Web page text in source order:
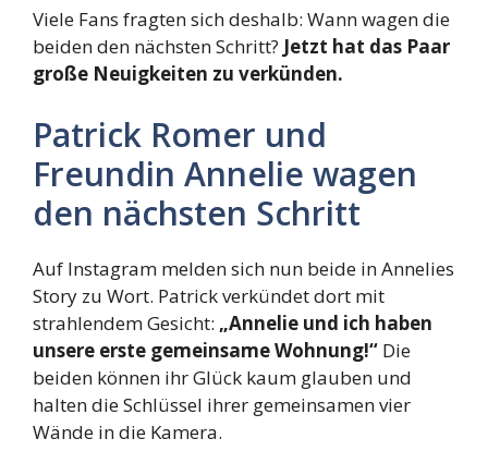
Viele Fans fragten sich deshalb: Wann wagen die
beiden den nächsten Schritt? Jetzt hat das Paar
große Neuigkeiten zu verkünden.
Patrick Romer und
Freundin Annelie wagen
den nächsten Schritt
Auf Instagram melden sich nun beide in Annelies
Story zu Wort. Patrick verkündet dort mit
strahlendem Gesicht: „Annelie und ich haben
unsere erste gemeinsame Wohnung!“ Die
beiden können ihr Glück kaum glauben und
halten die Schlüssel ihrer gemeinsamen vier
Wände in die Kamera.